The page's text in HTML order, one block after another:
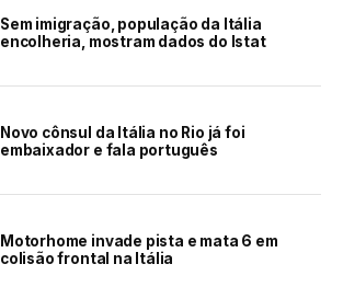
Sem imigração, população da Itália
encolheria, mostram dados do Istat
Novo cônsul da Itália no Rio já foi
embaixador e fala português
Motorhome invade pista e mata 6 em
colisão frontal na Itália